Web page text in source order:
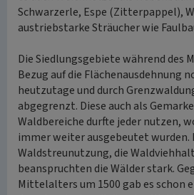
Schwarzerle, Espe (Zitterpappel),
austriebstarke Sträucher wie
Die Siedlungsgebiete während des
Bezug auf die Flächenausdehnung
heutzutage und durch
abgegrenzt. Diese auch als
Waldbereiche durfte jeder nutzen,
immer weiter ausgebeutet wurden.
Waldstreunutzung, die
beanspruchten die Wälder stark.
Mittelalters um 1500 gab es schon